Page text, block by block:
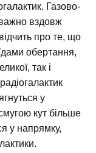
Газово-
вздовж
про те, що
обертання,
так і
у
кут більше
у напрямку,